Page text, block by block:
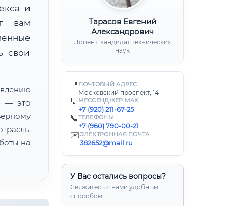
Тарасов Евгений
Александрович
Доцент, кандидат технических
наук
📍 ПОЧТОВЫЙ АДРЕС
Московский проспект, 14
💬 МЕССЕНДЖЕР MAX
+7 (920) 211-67-25
📞ТЕЛЕФОНЫ
+7 (960) 790-00-21
✉️ЭЛЕКТРОННАЯ ПОЧТА
382652@mail.ru
У Вас остались вопросы?
Свяжитесь с нами удобным
способом:
и
вам
свои
— это
на